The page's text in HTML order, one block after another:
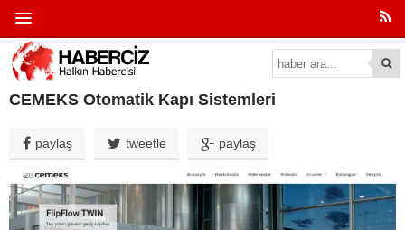
CEMEKS Otomatik Kapı Sistemleri
paylaş tweetle paylaş